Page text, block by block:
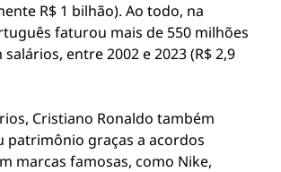
R$ 1 bilhão). Ao todo, na
faturou mais de 550 milhões
entre 2002 e 2023 (R$ 2,9
Cristiano Ronaldo também
patrimônio graças a acordos
marcas famosas, como Nike,